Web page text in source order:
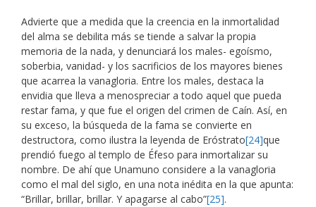
Advierte que a medida que la creencia en la inmortalidad
del alma se debilita más se tiende a salvar la propia
memoria de la nada, y denunciará los males- egoísmo,
soberbia, vanidad- y los sacrificios de los mayores bienes
que acarrea la vanagloria. Entre los males, destaca la
envidia que lleva a menospreciar a todo aquel que pueda
restar fama, y que fue el origen del crimen de Caín. Así, en
su exceso, la búsqueda de la fama se convierte en
destructora, como ilustra la leyenda de Eróstrato[24]que
prendió fuego al templo de Éfeso para inmortalizar su
nombre. De ahí que Unamuno considere a la vanagloria
como el mal del siglo, en una nota inédita en la que apunta:
“Brillar, brillar, brillar. Y apagarse al cabo”[25].